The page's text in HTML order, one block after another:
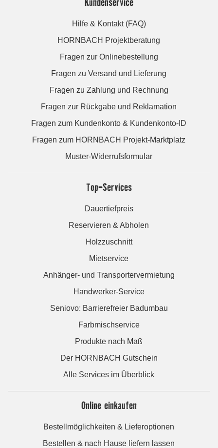
Hilfe & Kontakt (FAQ)
HORNBACH Projektberatung
Fragen zur Onlinebestellung
Fragen zu Versand und Lieferung
Fragen zu Zahlung und Rechnung
Fragen zur Rückgabe und Reklamation
Fragen zum Kundenkonto & Kundenkonto-ID
Fragen zum HORNBACH Projekt-Marktplatz
Muster-Widerrufsformular
Top-Services
Dauertiefpreis
Reservieren & Abholen
Holzzuschnitt
Mietservice
Anhänger- und Transportervermietung
Handwerker-Service
Seniovo: Barrierefreier Badumbau
Farbmischservice
Produkte nach Maß
Der HORNBACH Gutschein
Alle Services im Überblick
Online einkaufen
Bestellmöglichkeiten & Lieferoptionen
Bestellen & nach Hause liefern lassen